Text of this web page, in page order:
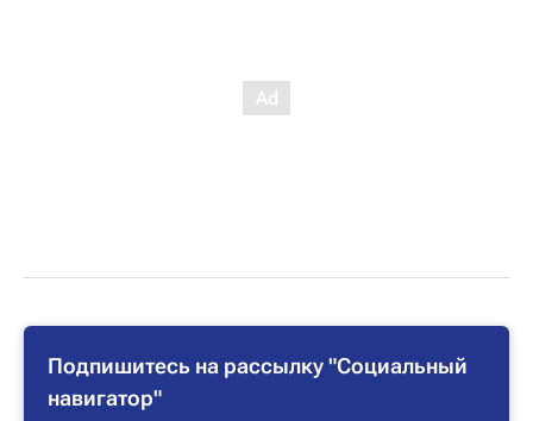
Подпишитесь на рассылку "Социальный
навигатор"